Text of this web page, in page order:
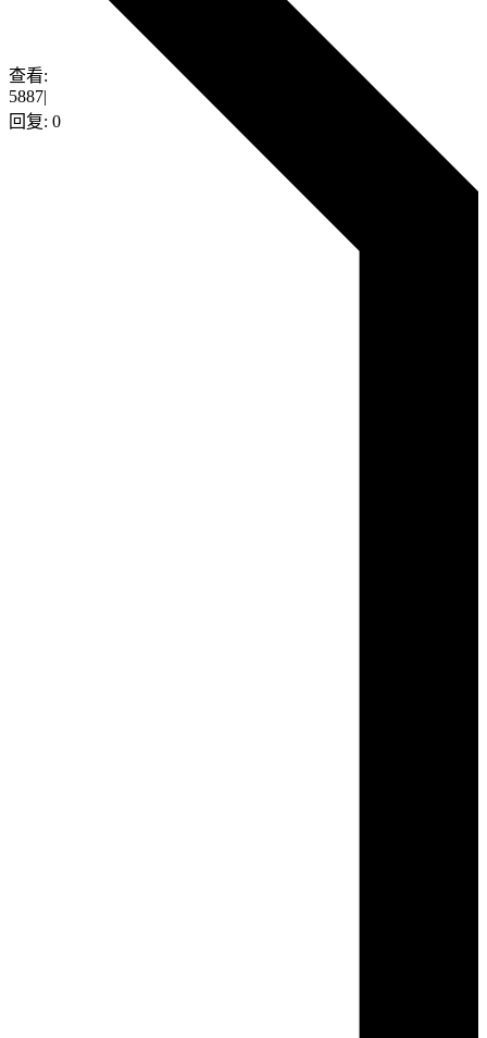
查看:
5887|
回复: 0